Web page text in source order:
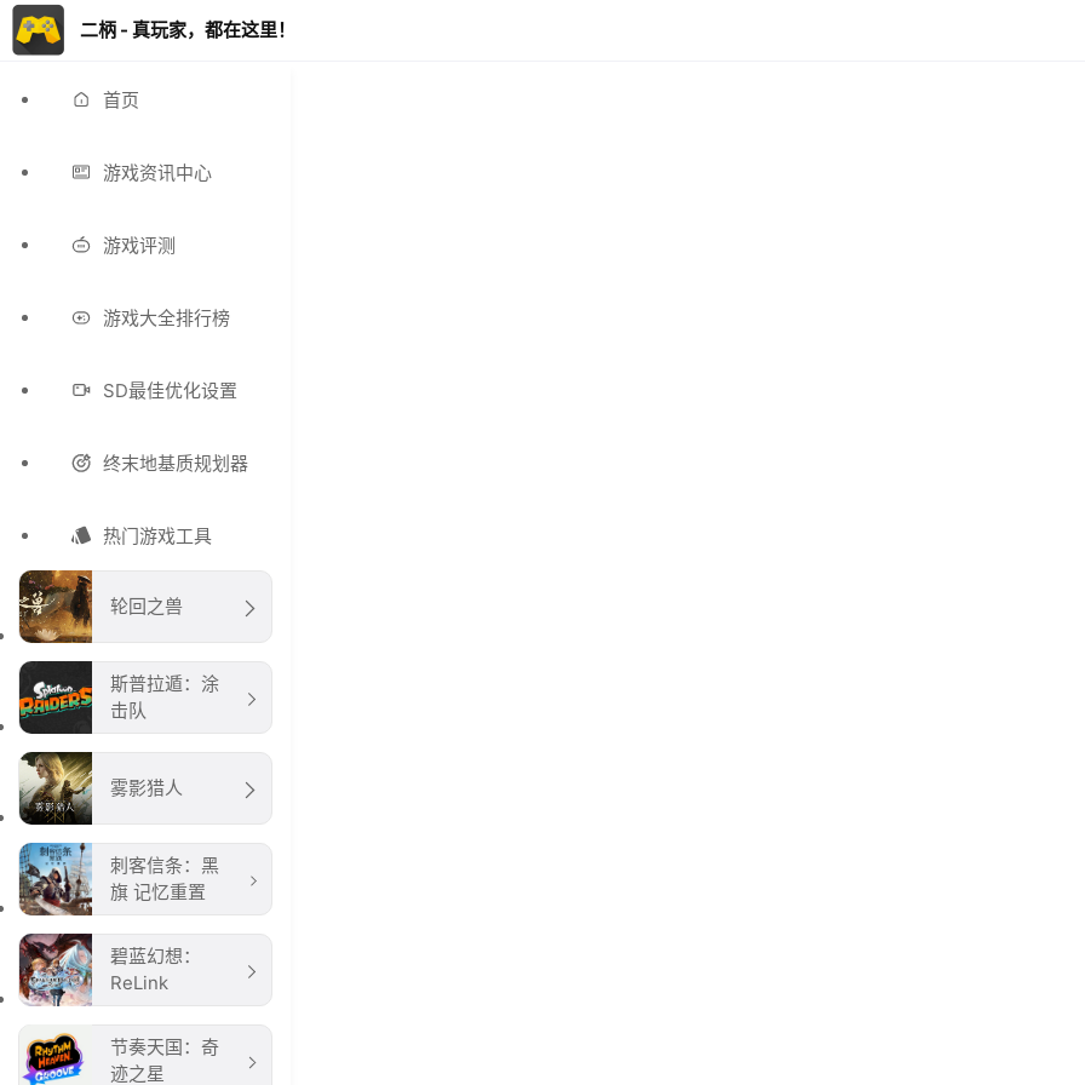
二柄 - 真玩家，都在这里！
首页
游戏资讯中心
游戏评测
游戏大全排行榜
SD最佳优化设置
终末地基质规划器
热门游戏工具
轮回之兽
斯普拉遁：涂
击队
雾影猎人
刺客信条：黑
旗 记忆重置
碧蓝幻想：
ReLink
节奏天国：奇
迹之星